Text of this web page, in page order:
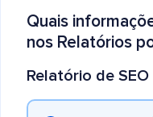
Quais
nos Relatórios
Relatório de SEO